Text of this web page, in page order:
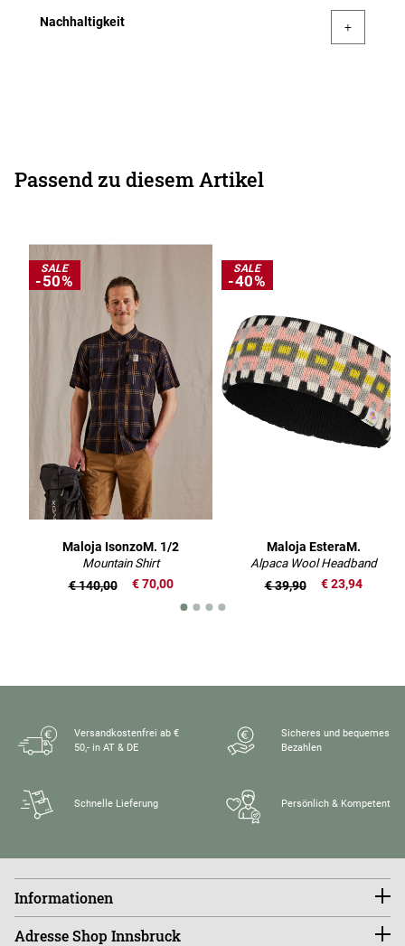
Nachhaltigkeit
Passend zu diesem Artikel
SALE
-50%
Maloja IsonzoM. 1/2
Mountain Shirt
€ 70,00
€ 140,00
SALE
-40%
Maloja EsteraM.
Alpaca Wool Headband
€ 23,94
€ 39,90
Versandkostenfrei ab €
50,- in AT & DE
Sicheres und bequemes
Bezahlen
Schnelle Lieferung Persönlich & Kompetent
Adresse Shop Innsbruck
Informationen
Größentabellen